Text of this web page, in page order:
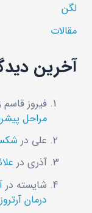
لگن
مقالات
آخرین
فیروز قاسم
مراحل
علی در
آذری در
شایسته در
درمان